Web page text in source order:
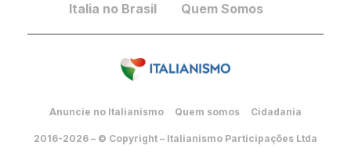
Italia no Brasil
Quem Somos
Anuncie no Italianismo Quem somos Cidadania
2016-2026 – © Copyright – Italianismo Participações Ltda